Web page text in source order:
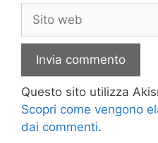
Sito
web
Questo sito utilizza
Scopri come vengono
dai commenti.